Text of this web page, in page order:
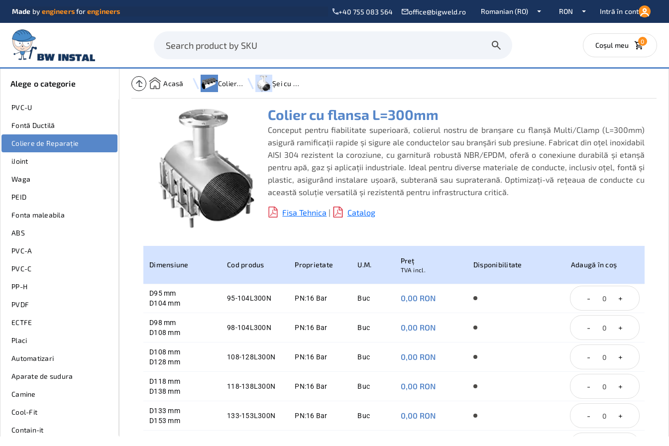
Made by engineersforengineers +40 755 083 564 office@bigweld.ro Intră în cont
Coșul meu 0
Alege o categorie
PVC-U
Fontă Ductilă
Coliere de Reparație
iJoint
Waga
PEID
Fonta maleabila
ABS
PVC-A
PVC-C
PP-H
PVDF
ECTFE
Placi
Automatizari
Aparate de sudura
Camine
Cool-Fit
Contain-it
Acasă Coliere de Reparație Șei cu Flanșă
Colier cu flansa L=300mm
Conceput pentru fiabilitate superioară, colierul nostru de branșare cu flanșă Multi/Clamp (L=300mm)
asigură ramificații rapide și sigure ale conductelor sau branșări sub presiune. Fabricat din oțel inoxidabil
AISI 304 rezistent la coroziune, cu garnitură robustă NBR/EPDM, oferă o conexiune durabilă și etanșă
pentru apă, gaz și aplicații industriale. Ideal pentru diverse materiale de conducte, inclusiv oțel, fontă și
plastic, asigurând instalare ușoară, subterană sau supraterană. Optimizați-vă rețeaua de conducte cu
această soluție versatilă și rezistentă pentru infrastructura critică.
Fisa Tehnica | Catalog
Dimensiune Cod produs Proprietate U.M. Preț
TVA incl.
Disponibilitate Adaugă în coș
D95 mm
D104 mm
95-104L300N PN:16 Bar Buc 0,00 RON - +
D98 mm
D108 mm
98-104L300N PN:16 Bar Buc 0,00 RON - +
D108 mm
D128 mm
108-128L300N PN:16 Bar Buc 0,00 RON - +
D118 mm
D138 mm
118-138L300N PN:16 Bar Buc 0,00 RON - +
D133 mm
D153 mm
133-153L300N PN:16 Bar Buc 0,00 RON - +